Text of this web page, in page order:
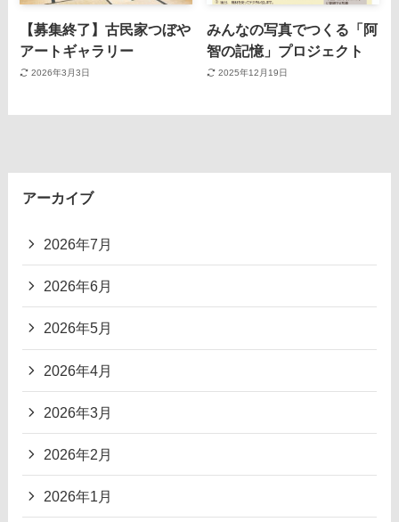
【募集終了】古民家つぼや
アートギャラリー
2026年3月3日
みんなの写真でつくる「阿
智の記憶」プロジェクト
2025年12月19日
アーカイブ
2026年7月
2026年6月
2026年5月
2026年4月
2026年3月
2026年2月
2026年1月